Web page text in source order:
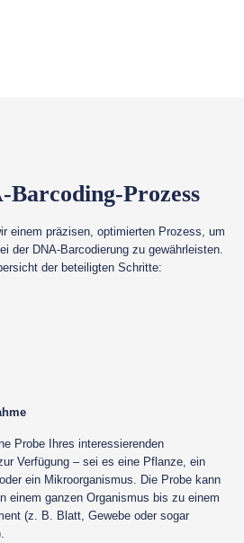
Barcoding-Prozess
einem präzisen, optimierten Prozess, um
der DNA-Barcodierung zu gewährleisten.
der beteiligten Schritte:
Probe Ihres interessierenden
Verfügung – sei es eine Pflanze, ein
ein Mikroorganismus. Die Probe kann
einem ganzen Organismus bis zu einem
(z. B. Blatt, Gewebe oder sogar